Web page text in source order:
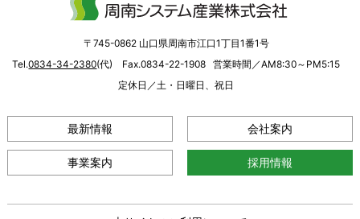
〒745-0862 山口県周南市江口1丁目1番1号
Tel.0834-34-2380(代) Fax.0834-22-1908
営業時間／AM8:30～PM5:15
定休日／土・日曜日、祝日
最新情報 会社案内
事業案内 採用情報